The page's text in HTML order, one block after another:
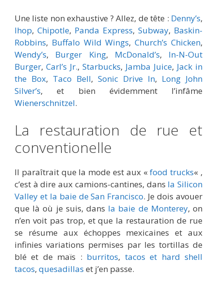
Une liste non exhaustive ? Allez, de tête : Denny’s,
Ihop, Chipotle, Panda Express, Subway, Baskin-
Robbins, Buffalo Wild Wings,Church’s Chicken,
Wendy’s, Burger King, McDonald’s, In-N-Out
Burger, Carl’s Jr., Starbucks, Jamba Juice, Jack in
the Box, Taco Bell, Sonic Drive In, Long John
Silver’s, et bien évidemment l’infâme
Wienerschnitzel.
La restauration de rue et
conventionelle
Il paraîtrait que la mode est aux «food trucks« ,
c’est à dire aux camions-cantines, dans la Silicon
Valley et la baie de San Francisco. Je dois avouer
que là où je suis, dans la baie de Monterey, on
n’en voit pas trop, et que la restauration de rue
se résume aux échoppes mexicaines et aux
infinies variations permises par les tortillas de
blé et de maïs : burritos, tacos et hard shell
tacos, quesadillas et j’en passe.